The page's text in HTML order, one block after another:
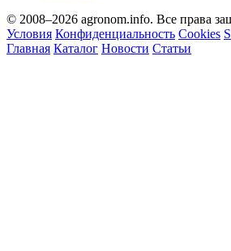
© 2008–2026 agronom.info. Все права
Условия Конфиденциальность Cookies
Главная Каталог Новости Статьи